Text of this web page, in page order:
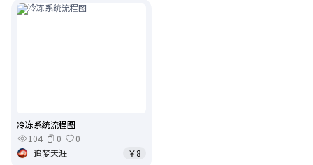
冷冻系统流程图
104
0
0
追梦天涯
￥8